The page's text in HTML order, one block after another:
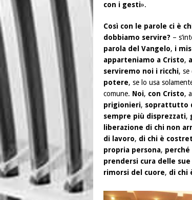
con i gesti».
Così con le parole ci è
dobbiamo servire? –
parola del Vangelo, i
apparteniamo a Cristo,
serviremo noi i ricchi, se
potere, se lo usa
comune. Noi, con Cristo,
prigionieri, soprattutto
sempre più disprezzati,
liberazione di chi non
di lavoro, di chi è
propria persona,
prendersi cura delle
rimorsi del cuore, di chi